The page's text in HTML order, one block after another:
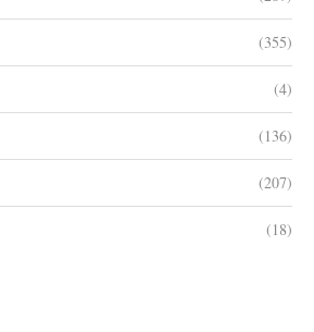
(355)
(4)
(136)
(207)
(18)